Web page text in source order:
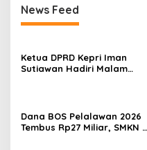
News Feed
Ketua DPRD Kepri Iman
Sutiawan Hadiri Malam
Dana BOS Pelalawan 2026
Tembus Rp27 Miliar, SMKN 1